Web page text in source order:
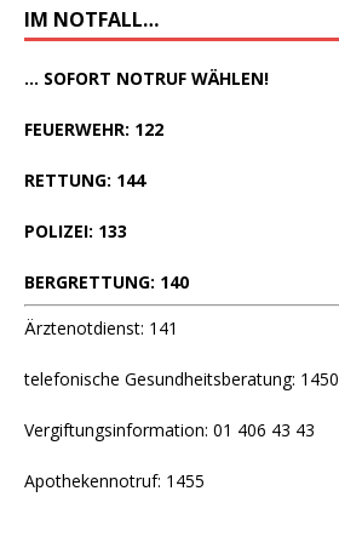
IM NOTFALL…
... SOFORT NOTRUF WÄHLEN!
FEUERWEHR: 122
RETTUNG: 144
POLIZEI: 133
BERGRETTUNG: 140
Ärztenotdienst: 141
telefonische Gesundheitsberatung: 1450
Vergiftungsinformation: 01 406 43 43
Apothekennotruf: 1455